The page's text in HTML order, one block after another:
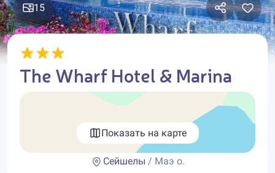
15
The Wharf Hotel & Marina
Показать на карте
Сейшелы / Маэ о.